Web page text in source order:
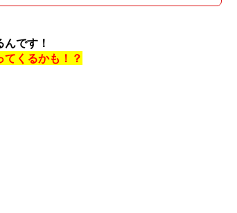
です！
くるかも！？